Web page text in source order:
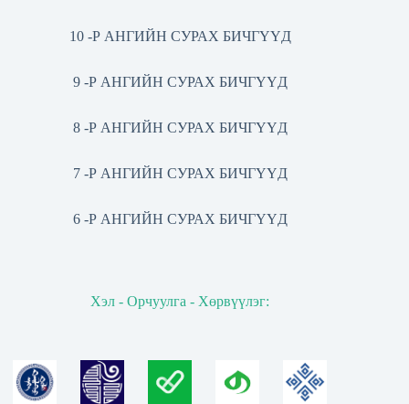
10 -Р АНГИЙН СУРАХ БИЧГҮҮД
9 -Р АНГИЙН СУРАХ БИЧГҮҮД
8 -Р АНГИЙН СУРАХ БИЧГҮҮД
7 -Р АНГИЙН СУРАХ БИЧГҮҮД
6 -Р АНГИЙН СУРАХ БИЧГҮҮД
Хэл - Орчуулга - Хөрвүүлэг: